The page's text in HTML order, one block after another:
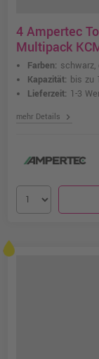
4 Ampertec
Multipack
Farben: schwarz,
Kapazität: bis zu
Lieferzeit: 1-3
mehr Details chevron_right